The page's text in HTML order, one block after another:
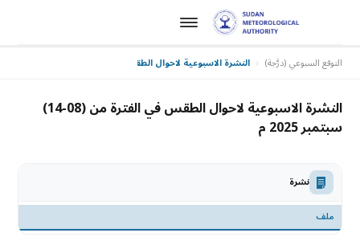
التوقع السبوعي (درَّجة) النشرة الاسبوعية لاحوال الطقس في الفترة من (08-14) سبتمبر 2025 م
النشرة الاسبوعية لاحوال الطقس في الفترة من (08-14)
سبتمبر 2025 م
نشرة
ملف